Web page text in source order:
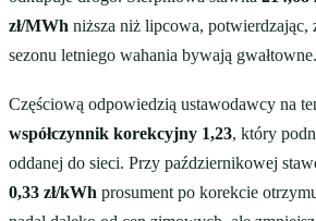
zł/MWh niższa niż lipcowa, potwierdzając,
sezonu letniego wahania bywają gwałtowne.
Częściową odpowiedzią ustawodawcy na
współczynnik korekcyjny 1,23, który
oddanej do sieci. Przy październikowej
0,33 zł/kWh prosument po korekcie